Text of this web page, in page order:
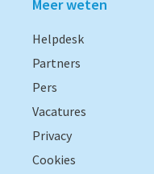
Meer weten
Helpdesk
Partners
Pers
Vacatures
Privacy
Cookies